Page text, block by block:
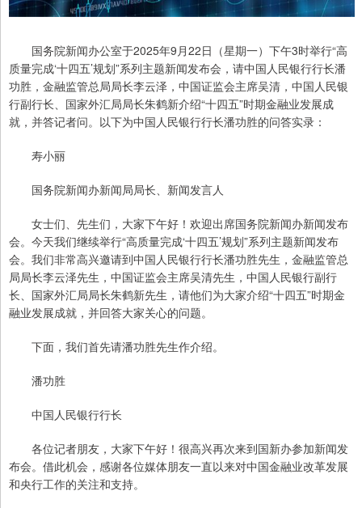
国务院新闻办公室于2025年9月22日（星期一）下午3时举行“高
质量完成‘十四五’规划”系列主题新闻发布会，请中国人民银行行长潘
功胜，金融监管总局局长李云泽，中国证监会主席吴清，中国人民银
行副行长、国家外汇局局长朱鹤新介绍“十四五”时期金融业发展成
就，并答记者问。以下为中国人民银行行长潘功胜的问答实录：
寿小丽
国务院新闻办新闻局局长、新闻发言人
女士们、先生们，大家下午好！欢迎出席国务院新闻办新闻发布
会。今天我们继续举行“高质量完成‘十四五’规划”系列主题新闻发布
会。我们非常高兴邀请到中国人民银行行长潘功胜先生，金融监管总
局局长李云泽先生，中国证监会主席吴清先生，中国人民银行副行
长、国家外汇局局长朱鹤新先生，请他们为大家介绍“十四五”时期金
融业发展成就，并回答大家关心的问题。
下面，我们首先请潘功胜先生作介绍。
潘功胜
中国人民银行行长
各位记者朋友，大家下午好！很高兴再次来到国新办参加新闻发
布会。借此机会，感谢各位媒体朋友一直以来对中国金融业改革发展
和央行工作的关注和支持。